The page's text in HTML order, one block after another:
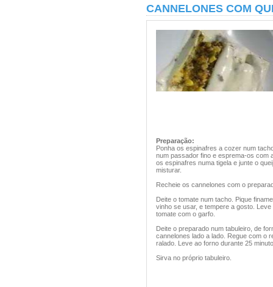
CANNELONES COM
Preparação:
Ponha os espinafres a cozer num
num passador fino e esprema-os com
os espinafres numa tigela e junte o
misturar.
Recheie os cannelones com o
Deite o tomate num tacho. Pique
vinho se usar, e tempere a gosto.
tomate com o garfo.
Deite o preparado num tabuleiro, de
cannelones lado a lado. Regue com o
ralado. Leve ao forno durante 25
Sirva no próprio tabuleiro.